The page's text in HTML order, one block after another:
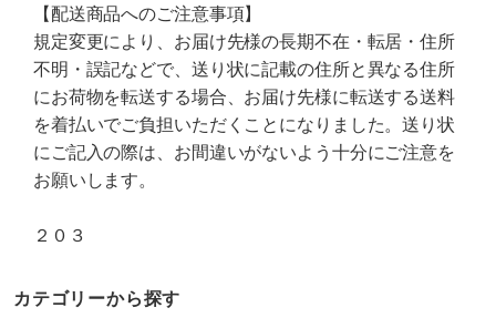
【配送商品へのご注意事項】
規定変更により、お届け先様の長期不在・転居・住所
不明・誤記などで、送り状に記載の住所と異なる住所
にお荷物を転送する場合、お届け先様に転送する送料
を着払いでご負担いただくことになりました。送り状
にご記入の際は、お間違いがないよう十分にご注意を
お願いします。
２０３
カテゴリーから探す